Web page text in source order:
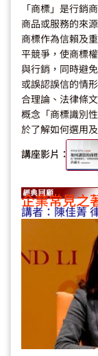
「商標」是行銷
商品或服務的來
商標作為信賴及
平競爭，使商標
與行銷，同時避
或誤認誤信的情
合理論、法律條
概念「商標識別
於了解如何選用
講座影片：
企業常見之
講者：陳佳菁